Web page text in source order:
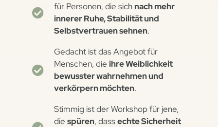
für Personen, die sich nach mehr
innerer Ruhe, Stabilität und
Selbstvertrauen sehnen.
Gedacht ist das Angebot für
Menschen, dieihre Weiblichkeit
bewusster wahrnehmen und
verkörpern möchten.
Stimmig ist der Workshop für jene,
diespüren, dassechte Sicherheit